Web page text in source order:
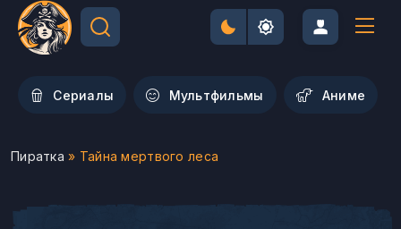
Сериалы Мультфильмы Aниме
Пиратка » Тайна мертвого леса